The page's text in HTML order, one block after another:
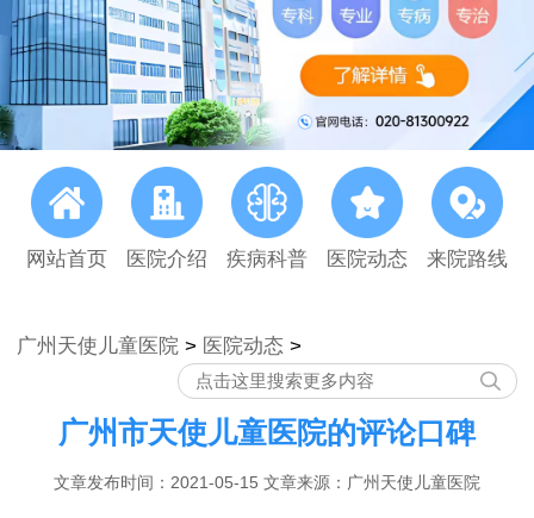
网站首页 医院介绍 疾病科普 医院动态 来院路线
广州天使儿童医院 > 医院动态 >
广州市天使儿童医院的评论口碑
文章发布时间：2021-05-15 文章来源：广州天使儿童医院